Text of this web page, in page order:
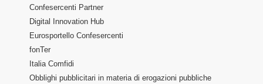
Confesercenti Partner
Digital Innovation Hub
Eurosportello Confesercenti
fonTer
Italia Comfidi
Obblighi pubblicitari in materia di erogazioni pubbliche